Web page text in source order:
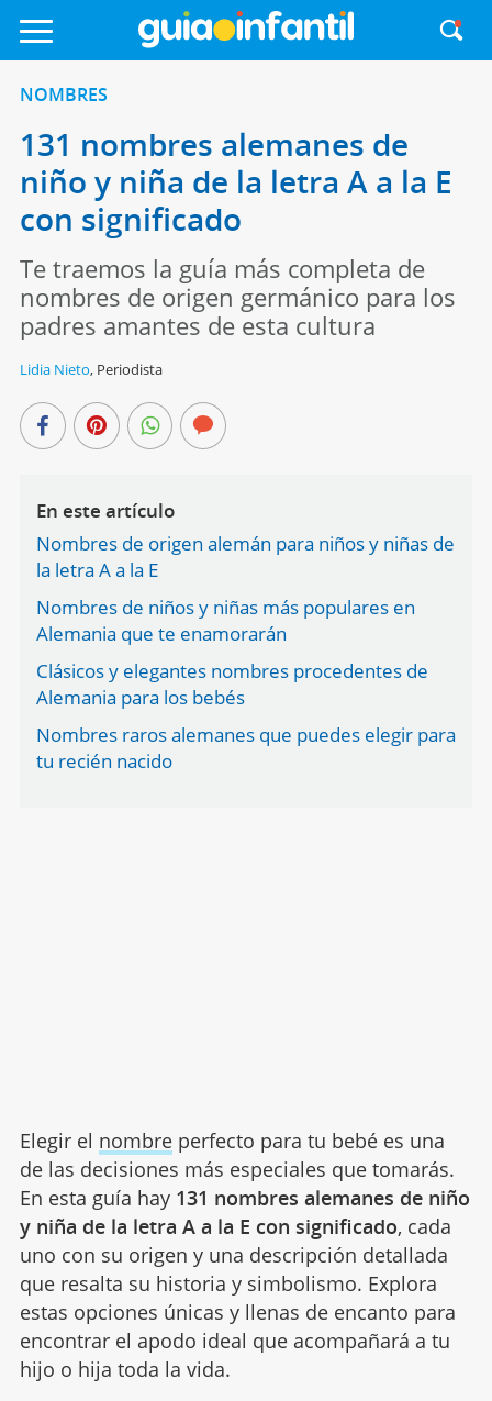
NOMBRES
131 nombres alemanes de
niño y niña de la letra A a la E
con significado
Te traemos la guía más completa de
nombres de origen germánico para los
padres amantes de esta cultura
Lidia Nieto, Periodista
En este artículo
Nombres de origen alemán para niños y niñas de
la letra A a la E
Nombres de niños y niñas más populares en
Alemania que te enamorarán
Clásicos y elegantes nombres procedentes de
Alemania para los bebés
Nombres raros alemanes que puedes elegir para
tu recién nacido
Elegir el nombreperfecto para tu bebé es una
de las decisiones más especiales que tomarás.
En esta guía hay 131 nombres alemanes de niño
y niña de la letra A a la E con significado, cada
uno con su origen y una descripción detallada
que resalta su historia y simbolismo. Explora
estas opciones únicas y llenas de encanto para
encontrar el apodo ideal que acompañará a tu
hijo o hija toda la vida.